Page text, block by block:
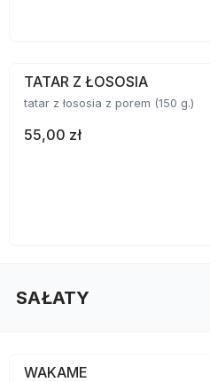
TATAR Z ŁOSOSIA
tatar z łososia z porem (150 g.)
55,00 zł
SAŁATY
WAKAME